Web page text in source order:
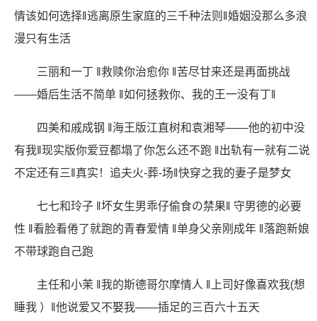
情该如何选择‖逃离原生家庭的三千种法则‖婚姻没那么多浪
漫只有生活
三丽和一丁 ‖救赎你治愈你 ‖苦尽甘来还是再面挑战
——婚后生活不简单 ‖如何拯救你、我的王一没有丁‖
四美和戚成钢 ‖海王版江直树和袁湘琴——他的初中没
有我‖现实版你爱豆都塌了你怎么还不跑 ‖出轨有一就有二说
不定还有三‖真实！追夫火-葬-场‖快穿之我的妻子是梦女
七七和玲子 ‖坏女生男乖仔偷食の禁果‖ 守男德的必要
性 ‖看脸看倦了就跑的青春爱情 ‖单身父亲刚成年 ‖落跑新娘
不带球跑自己跑
主任和小茉 ‖我的斯德哥尔摩情人 ‖上司好像喜欢我(想
睡我 ）‖他说爱又不娶我——插足的三百六十五天